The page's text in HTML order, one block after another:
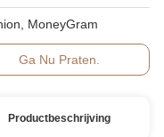
MoneyGram
Ga Nu Praten.
Productbeschrijving